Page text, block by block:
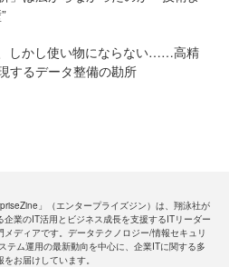
しかし使い物にならない……高精
するデータ整備の勘所
」（エンタープライズジン）は、翔泳社が
企業のIT活用とビジネス成長を支援するITリーダー
メディアです。データテクノロジー/情報セキュリ
テム運用の最新動向を中心に、企業ITに関する多
をお届けしています。